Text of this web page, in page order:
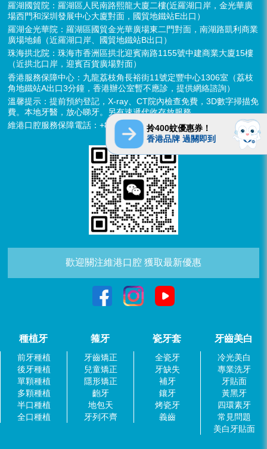
羅湖國貿院：羅湖區人民南路熙龍大廈二樓(近羅湖口岸，金光華廣
場西門和深圳發展中心大廈對面，國貿地鐵站E出口）
羅湖金光華院：羅湖區國貿金光華廣場東二門對面，南湖路凱利商業
廣場地鋪（近羅湖口岸、國貿地鐵站B出口）
珠海拱北院：珠海市香洲區拱北迎賓南路1155號中建商業大廈15樓
（近拱北口岸，迎賓百貨廣場對面）
香港服務保障中心：九龍荔枝角長裕街11號定豐中心1306室（荔枝
角地鐵站A出口3分鐘，香港辦公室暫不應診，提供網絡諮詢）
溫馨提示：提前預約登記，X-ray、CT院內檢查免費，3D數字掃描免
費。本地牙醫，放心睇牙。另有速遞代收存放服務。
維港口腔服務保障電話：+852 6637 2280
歡迎關注維港口腔 獲取最新優惠
種植牙
前牙種植
後牙種植
單顆種植
多顆種植
半口種植
全口種植
箍牙
牙齒矯正
兒童矯正
隱形矯正
齙牙
地包天
牙列不齊
瓷牙套
全瓷牙
牙缺失
補牙
鑲牙
烤瓷牙
義齒
牙齒美白
冷光美白
專業洗牙
牙貼面
黃黑牙
四環素牙
常見問題
美白牙貼面
拎400蚊優惠券！
香港品牌 過關即到